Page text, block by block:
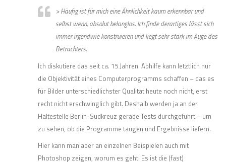
> Häufig ist für mich eine Ähnlichkeit kaum erkennbar und
selbst wenn, absolut belanglos. Ich finde derartiges lässt sich
immer irgendwie konstruieren und liegt sehr stark im Auge des
Betrachters.
Ich diskutiere das seit ca. 15 Jahren. Abhilfe kann letztlich nur
die Objektivität eines Computerprogramms schaffen – das es
für Bilder unterschiedlichster Qualität heute noch nicht, erst
recht nicht erschwinglich gibt. Deshalb werden ja an der
Haltestelle Berlin-Südkreuz gerade Tests durchgeführt – um
zu sehen, ob die Programme taugen und Ergebnisse liefern.
Hier kann man aber an einzelnen Beispielen auch mit
Photoshop zeigen, worum es geht: Es ist die (fast)